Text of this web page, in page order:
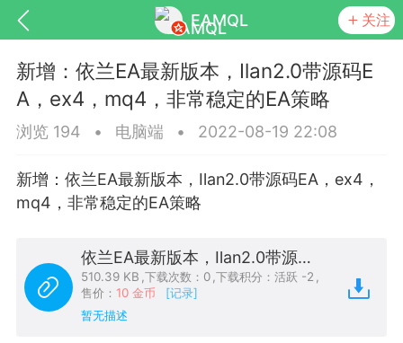
EAMQL 关注
匿名树洞 发起挑战 幸运转盘
Lv.9 神隐会员 靓号
EA+
电脑端 趋势
狼行黄金一次一单1.1你们期待的一
新增：依兰EA最新版本，Ilan2.0带源码E
A，ex4，mq4，非常稳定的EA策略
浏览 194 • 电脑端 • 2022-08-19 22:08
新增：依兰EA最新版本，Ilan2.0带源码EA，ex4，
mq4，非常稳定的EA策略
依兰EA最新版本，Ilan2.0带源码EA，ex4，mq4，非常稳定的EA策略.zip
510.39 KB ,下载次数：0 ,下载积分：活跃 -2 ,
售价： 10 金币
[记录]
暂无描述